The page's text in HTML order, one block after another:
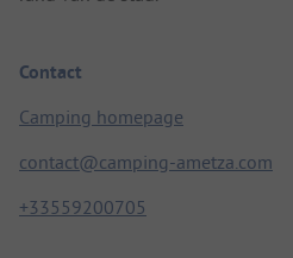
Contact
Camping homepage
contact@camping-ametza.com
+33559200705